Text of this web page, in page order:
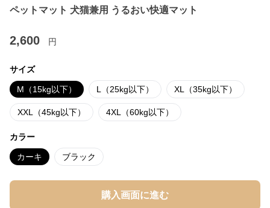
ペットマット 犬猫兼用 うるおい快適マット
2,600 円
サイズ
M（15kg以下） L（25kg以下） XL（35kg以下）
XXL（45kg以下） 4XL（60kg以下）
カラー
カーキ ブラック
購入画面に進む